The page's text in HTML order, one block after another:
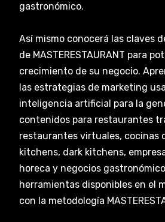
gastronómico.
Así mismo conocerá las claves
de MASTERESTAURANT para
crecimiento de su negocio.
las estrategias de marketing
inteligencia artificial para la
contenidos para restaurantes
restaurantes virtuales, cocinas
kitchens, dark kitchens,
horeca y negocios
herramientas disponibles en el
con la metodología